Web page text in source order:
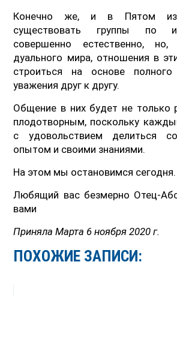
Конечно же, и в Пятом
существовать группы по
совершенно естественно,
дуального мира, отношения в
строиться на основе
уважения друг к другу.
Общение в них будет не только
плодотворным, поскольку
с удовольствием делиться
опытом и своими знаниями.
На этом мы остановимся сегодня.
Любящий вас безмерно Отец-
вами
Приняла Марта 6 ноября 2020 г.
ПОХОЖИЕ ЗАПИСИ: